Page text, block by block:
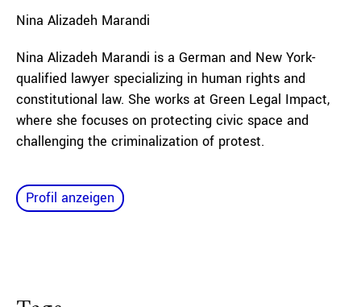
Nina Alizadeh Marandi
Nina Alizadeh Marandi is a German and New York-
qualified lawyer specializing in human rights and
constitutional law. She works at Green Legal Impact,
where she focuses on protecting civic space and
challenging the criminalization of protest.
Profil anzeigen